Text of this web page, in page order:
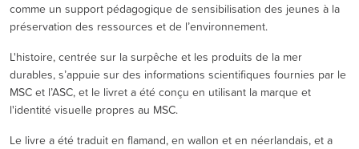
comme un support pédagogique de sensibilisation des jeunes à la
préservation des ressources et de l’environnement.
L'histoire, centrée sur la surpêche et les produits de la mer
durables, s’appuie sur des informations scientifiques fournies par le
MSC et l’ASC, et le livret a été conçu en utilisant la marque et
l'identité visuelle propres au MSC.
Le livre a été traduit en flamand, en wallon et en néerlandais, et a